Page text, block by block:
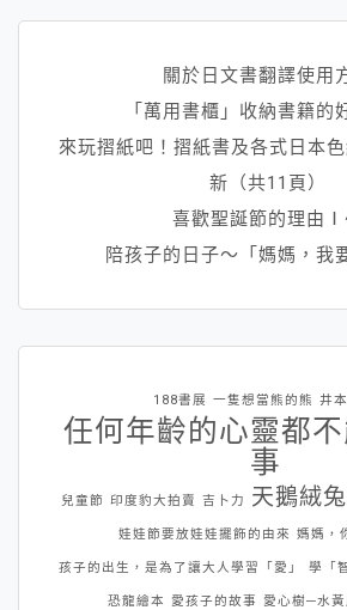
關於日文書翻譯使用
「萬用書櫃」收納書籍的
來玩摺紙吧！摺紙書及各式日本
新（共11頁）
喜歡聖誕節的理由Ⅰ
陪孩子的日子～「媽媽，我
188書展 一隻想當熊的熊 井
任何年齡的心靈都
事
兒童節 印度豹大拍賣 吉卜力 天鵝絨
娃娃節要放娃娃擺飾的由來 媽媽，
孩子的出生，是為了讓大人學習「愛」 學「
恐龍繪本 愛孩子的故事 愛心樹─水黃